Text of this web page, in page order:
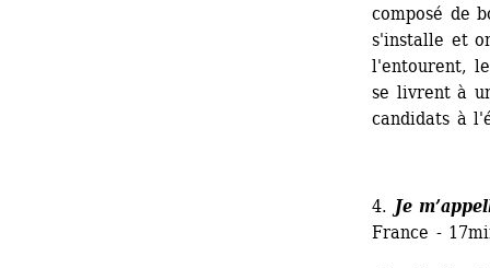
composé de
s'installe et
l'entourent,
se livrent à
candidats à
4. Je
France -